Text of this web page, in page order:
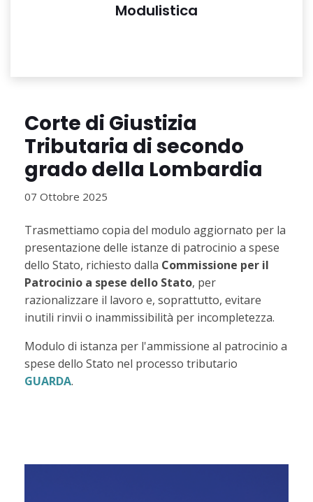
Modulistica
Corte di Giustizia
Tributaria di secondo
grado della Lombardia
07 Ottobre 2025
Trasmettiamo copia del modulo aggiornato per la
presentazione delle istanze di patrocinio a spese
dello Stato, richiesto dalla Commissione per il
Patrocinio a spese dello Stato, per
razionalizzare il lavoro e, soprattutto, evitare
inutili rinvii o inammissibilità per incompletezza.
Modulo di istanza per l'ammissione al patrocinio a
spese dello Stato nel processo tributario
GUARDA.